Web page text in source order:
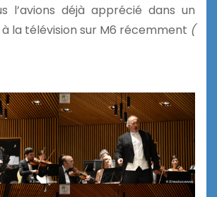
l’avions déjà apprécié dans un
la télévision sur M6 récemment (